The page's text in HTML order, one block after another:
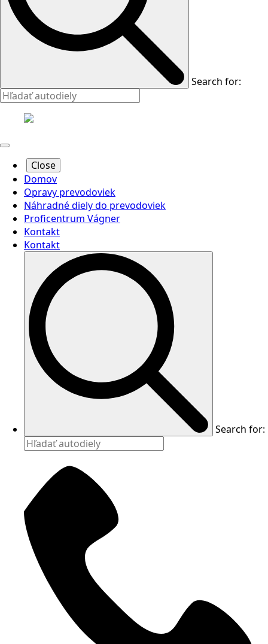
Search for:
Close
Domov
Opravy prevodoviek
Náhradné diely do prevodoviek
Proficentrum Vágner
Kontakt
Kontakt
Search for: